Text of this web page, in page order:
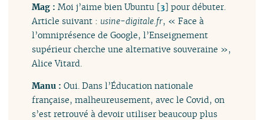
Mag :Moi j’aime bien Ubuntu [3] pour débuter.
Article suivant : usine-digitale.fr, « Face à
l’omniprésence de Google, l’Enseignement
supérieur cherche une alternative souveraine »,
Alice Vitard.
Manu :Oui. Dans l’Éducation nationale
française, malheureusement, avec le Covid, on
s’est retrouvé à devoir utiliser beaucoup plus